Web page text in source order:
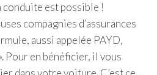
conduite est possible !
compagnies d’assurances
aussi appelée PAYD,
Pour en bénéficier, il vous